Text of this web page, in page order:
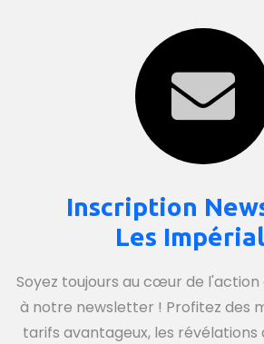
Inscription
Les
Soyez toujours au cœur de l'action
à notre newsletter ! Profitez des
tarifs avantageux, les révélations